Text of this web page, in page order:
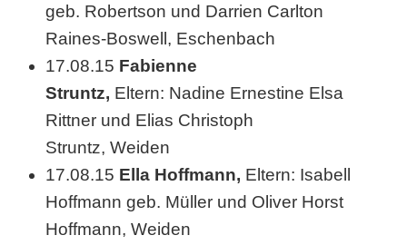
u
geb. Robertson und Darrien Carlton
Raines-Boswell, Eschenbach
17.08.15 Fabienne
Struntz, Eltern: Nadine Ernestine Elsa
Rittner und Elias Christoph
Struntz, Weiden
17.08.15 Ella Hoffmann, Eltern: Isabell
Hoffmann geb. Müller und Oliver Horst
Hoffmann, Weiden